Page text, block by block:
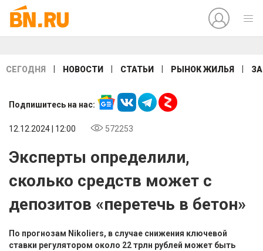
СЕГОДНЯ НОВОСТИ СТАТЬИ РЫНОК ЖИЛЬЯ
Подпишитесь на нас:
12.12.2024 | 12:00 572253
Эксперты определили,
сколько средств может с
депозитов «перетечь в бетон»
По прогнозам Nikoliers, в случае снижения ключевой
ставки регулятором около 22 трлн рублей может быть